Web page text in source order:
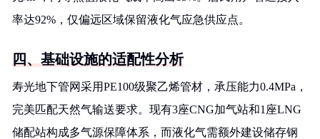
率达92%，仅偏远区域保留液化气应急供应点。
四、基础设施的适配性分析
寿光地下管网采用PE100级聚乙烯管材，承压能力0.4MPa，
完美匹配天然气输送要求。现有3座CNG加气站和1座LNG
储配站构成多气源保障体系，而液化气需额外建设储存钢